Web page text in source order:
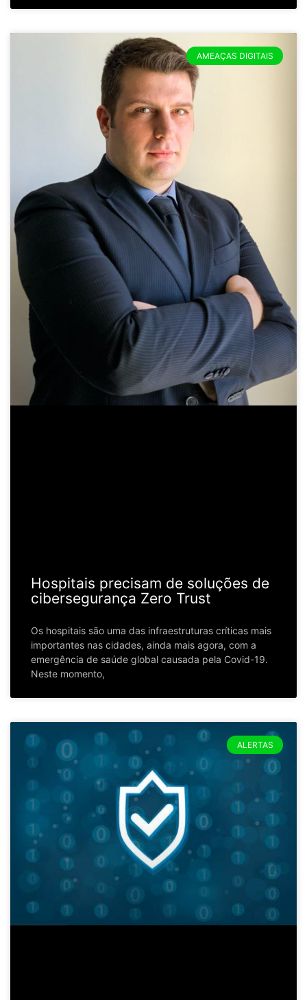
AMEAÇAS DIGITAIS
Hospitais precisam de soluções de
cibersegurança Zero Trust
Os hospitais são uma das infraestruturas críticas mais
importantes nas cidades, ainda mais agora, com a
emergência de saúde global causada pela Covid-19.
Neste momento,
ALERTAS